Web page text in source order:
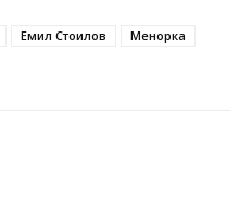
Емил Стоилов
Менорка